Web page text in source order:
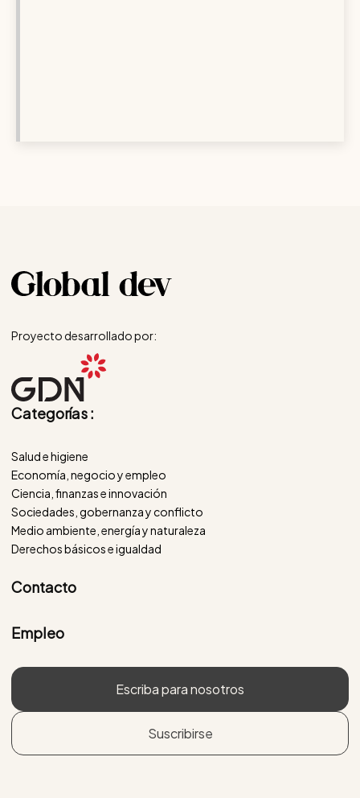
Proyecto desarrollado por:
Categorías :
Salud e higiene
Economía, negocio y empleo
Ciencia, finanzas e innovación
Sociedades, gobernanza y conflicto
Medio ambiente, energía y naturaleza
Derechos básicos e igualdad
Contacto
Empleo
Escriba para nosotros
Suscribirse